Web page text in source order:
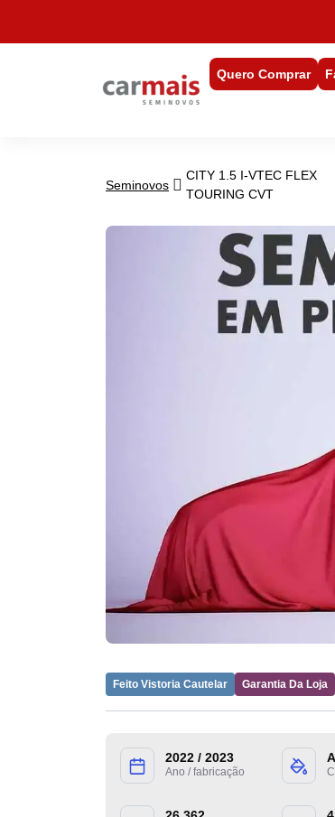
Quero Comprar
Seminovos
CITY 1.5 I-VTEC FLEX
TOURING CVT
Feito Vistoria Cautelar Garantia Da Loja
2022 / 2023
Ano / fabricação